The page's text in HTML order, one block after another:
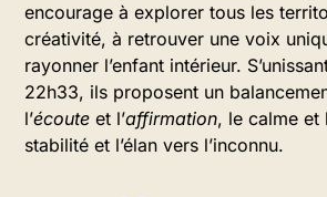
encourage à explorer tous les
créativité, à retrouver une voix
rayonner l’enfant intérieur.
22h33, ils proposent un
l’écoute et l’affirmation, le calme et
stabilité et l’élan vers l’inconnu.